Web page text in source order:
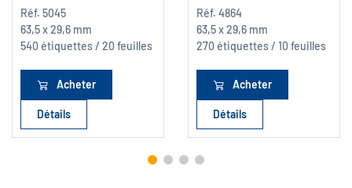
Réf. 5045
63,5 x 29,6 mm
540 étiquettes / 20 feuilles
Acheter
Détails
Réf. 4864
63,5 x 29,6 mm
270 étiquettes / 10 feuilles
Acheter
Détails